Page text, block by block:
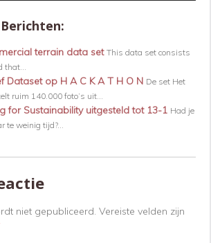
terrain data set This data set consists
that...
Dataset op H A C K A T H O N De set Het
ruim 140.000 foto’s uit...
for Sustainability uitgesteld tot 13-1 Had je
te weinig tijd?...
niet gepubliceerd. Vereiste velden zijn